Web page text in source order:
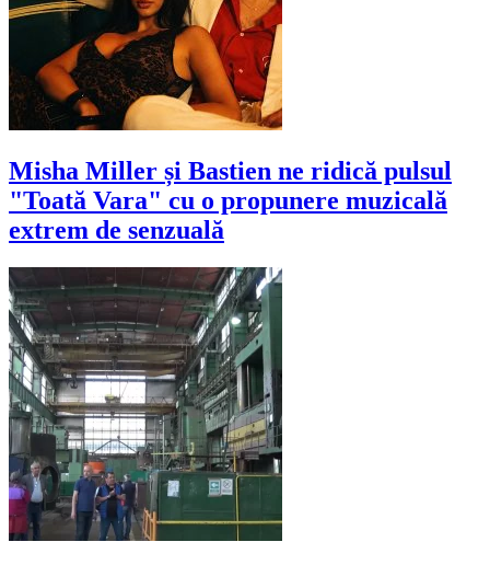
Misha Miller și Bastien ne ridică pulsul
"Toată Vara" cu o propunere muzicală
extrem de senzuală